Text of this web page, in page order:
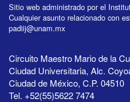
Sitio web administrado por el
Cualquier asunto relacionado con
padiij@unam.mx
Circuito Maestro Mario de la
Ciudad Universitaria, Alc.
Ciudad de México, C.P. 04510
Tel. +52(55)5622 7474